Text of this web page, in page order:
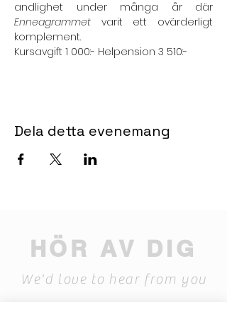
Enneagrammet varit ett ovärderligt
komplement.
Kursavgift 1 000:- Helpension 3 510:-
Dela detta evenemang
HÖR AV DIG
We'd love to hear from you